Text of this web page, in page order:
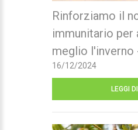
Rinforziamo il
immunitario per
meglio l'inverno
16/12/2024
LEGGI